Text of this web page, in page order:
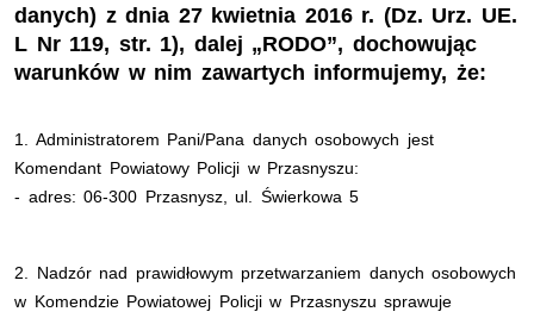
danych) z dnia 27 kwietnia 2016 r. (Dz. Urz. UE.
L Nr 119, str. 1), dalej „RODO”, dochowując
warunków w nim zawartych informujemy, że:
1.
Administratorem Pani/Pana danych osobowych jest
Komendant Powiatowy Policji w Przasnyszu:
- adres: 06-300 Przasnysz, ul. Świerkowa 5
2. Nadzór nad prawidłowym przetwarzaniem danych osobowych
w Komendzie Powiatowej Policji w Przasnyszu sprawuje